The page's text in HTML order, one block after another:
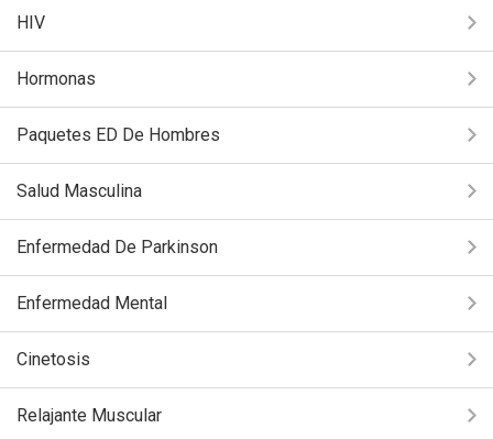
HIV
Hormonas
Paquetes ED De Hombres
Salud Masculina
Enfermedad De Parkinson
Enfermedad Mental
Cinetosis
Relajante Muscular